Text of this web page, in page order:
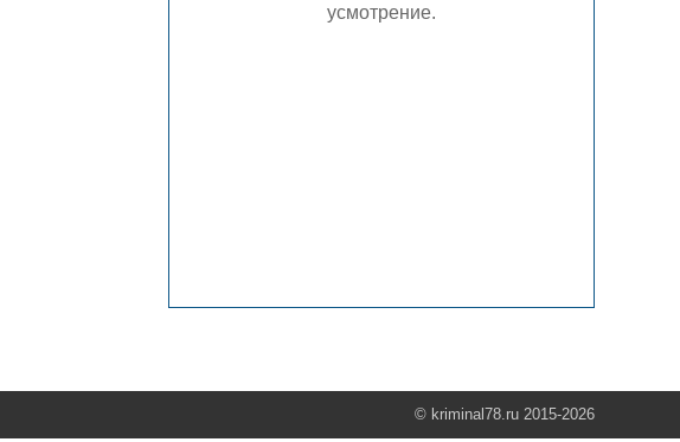
усмотрение.
© kriminal78.ru 2015-2026